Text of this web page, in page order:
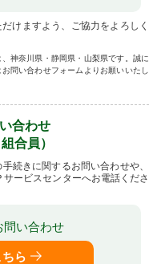
けますよう、ご協力をよろしく
神奈川県・静岡県・山梨県です。誠に
問い合わせフォームよりお願いいたし
合わせ
合員）
続きに関するお問い合わせや、
ービスセンターへお電話くださ
問い合わせ
ら